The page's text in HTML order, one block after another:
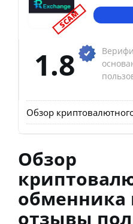
SCAM
1.8
Обзор
Обзор
обменника
отзывы